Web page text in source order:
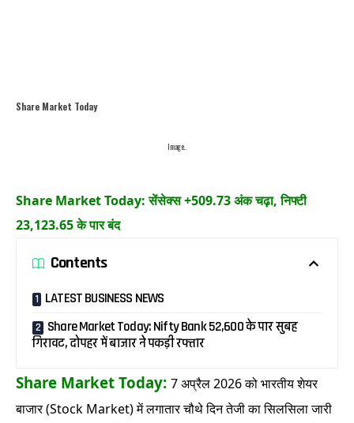
Share Market Today
Image..
Share Market Today: सेंसेक्स +509.73 अंक चढ़ा, निफ्टी
23,123.65 के पार बंद
Contents
LATEST BUSINESS NEWS
Share Market Today: Nifty Bank 52,600 के पार सुबह
गिरावट, दोपहर में बाजार ने पकड़ी रफ्तार
Share Market Today: 7 अप्रैल 2026 को भारतीय शेयर
बाजार (Stock Market) में लगातार चौथे दिन तेजी का सिलसिला जारी